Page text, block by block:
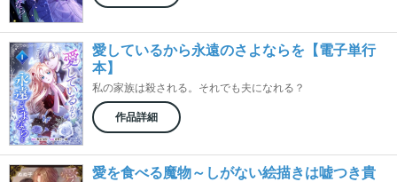
愛しているから永遠のさよならを【電子単行
本】
私の家族は殺される。それでも夫になれる？
作品詳細
愛を食べる魔物～しがない絵描きは嘘つき貴